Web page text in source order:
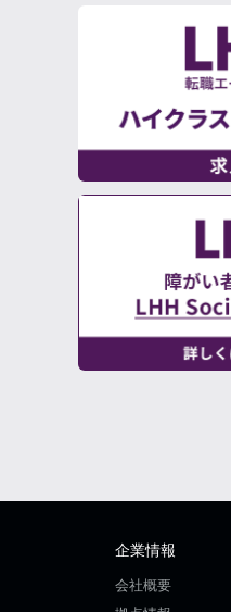
企業情報
会社概要